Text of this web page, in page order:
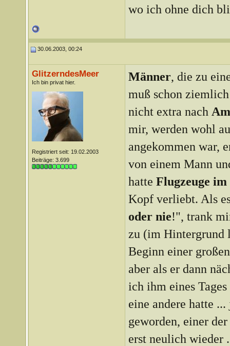
wo ich ohne dich
30.06.2003, 00:24
GlitzerndesMeer
Ich bin privat hier.
Registriert seit: 19.02.2003
Beiträge: 3.699
Männer, die zu
muß schon
nicht extra nach
mir, werden wohl
angekommen war,
von einem Mann
hatte Flugzeuge
Kopf verliebt. Als
oder nie!", trank
zu (im
Beginn einer
aber als er dann
ich ihm eines
eine andere hatte
geworden, einer
erst neulich wieder